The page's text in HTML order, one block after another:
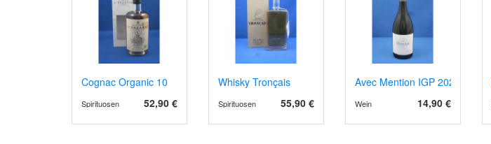
Cognac Organic 10
52,90 €
Spirituosen
Whisky Tronçais
55,90 €
Spirituosen
Avec Mention IGP 2024
14,90 €
Wein